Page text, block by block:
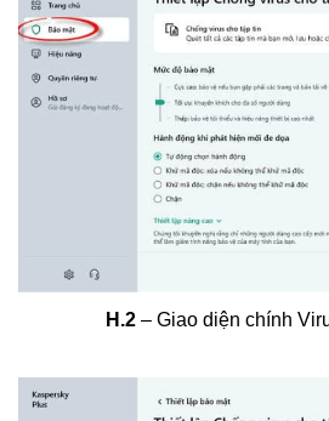
H.2 – Giao diện chính